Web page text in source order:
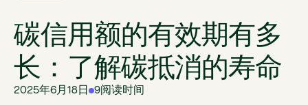
碳信用额的有效期有多
长：了解碳抵消的寿命
2025年6月18日 9阅读时间